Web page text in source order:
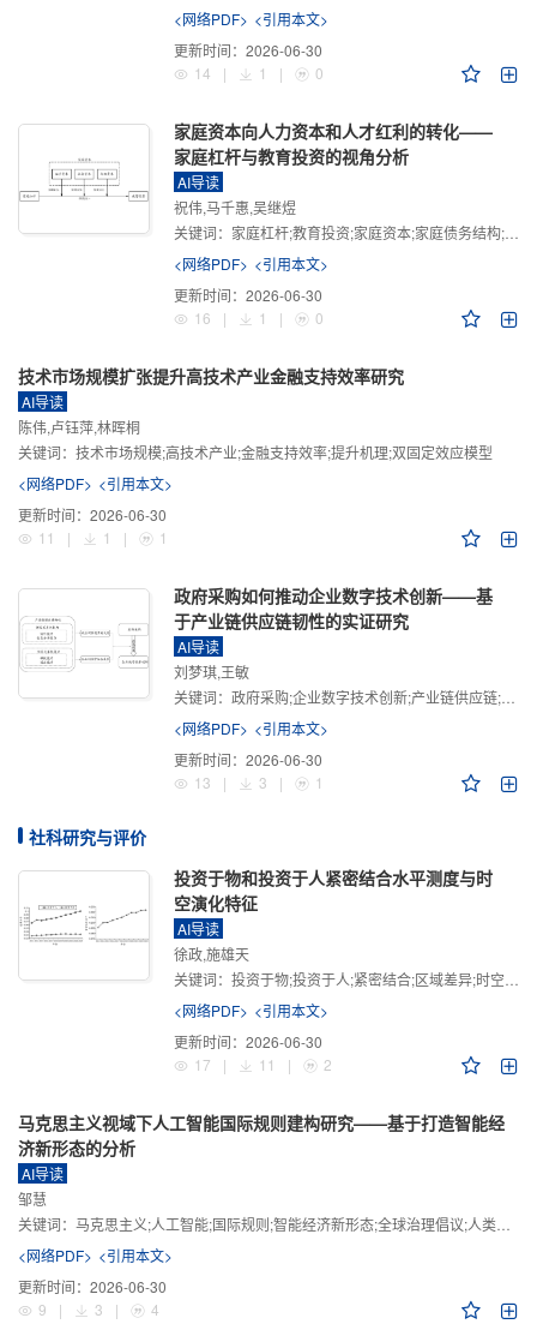
<网络PDF> <引用本文>
更新时间： 2026-06-30
14
| 1 | 0
家庭资本向人力资本和人才红利的转化——
家庭杠杆与教育投资的视角分析
AI导读
祝伟,马千惠,吴继煜
关键词： 家庭杠杆;教育投资;家庭资本;家庭债务结构;CHFS
<网络PDF> <引用本文>
更新时间： 2026-06-30
16
| 1 | 0
技术市场规模扩张提升高技术产业金融支持效率研究
AI导读
陈伟,卢钰萍,林晖桐
关键词： 技术市场规模;高技术产业;金融支持效率;提升机理;双固定效应模型
<网络PDF> <引用本文>
更新时间： 2026-06-30
11
| 1 | 1
政府采购如何推动企业数字技术创新——基
于产业链供应链韧性的实证研究
AI导读
刘梦琪,王敏
关键词： 政府采购;企业数字技术创新;产业链供应链;产业链供应链韧性;需求侧财政政策
<网络PDF> <引用本文>
更新时间： 2026-06-30
13
| 3 | 1
社科研究与评价
投资于物和投资于人紧密结合水平测度与时
空演化特征
AI导读
徐政,施雄天
关键词： 投资于物;投资于人;紧密结合;区域差异;时空演化
<网络PDF> <引用本文>
更新时间： 2026-06-30
17
| 11 | 2
马克思主义视域下人工智能国际规则建构研究——基于打造智能经
济新形态的分析
AI导读
邹慧
关键词： 马克思主义;人工智能;国际规则;智能经济新形态;全球治理倡议;人类命运共同体
<网络PDF> <引用本文>
更新时间： 2026-06-30
9
| 3 | 4